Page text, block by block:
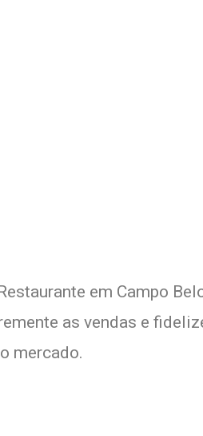
em Campo
as vendas e
mercado.